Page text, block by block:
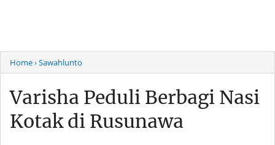
Home› Sawahlunto
Varisha Peduli Berbagi Nasi
Kotak di Rusunawa